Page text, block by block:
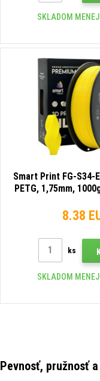
SKLADOM
Smart Print FG-S34-
PETG, 1,75mm,
8.38
ks
SKLADOM
Pevnosť, pružnosť